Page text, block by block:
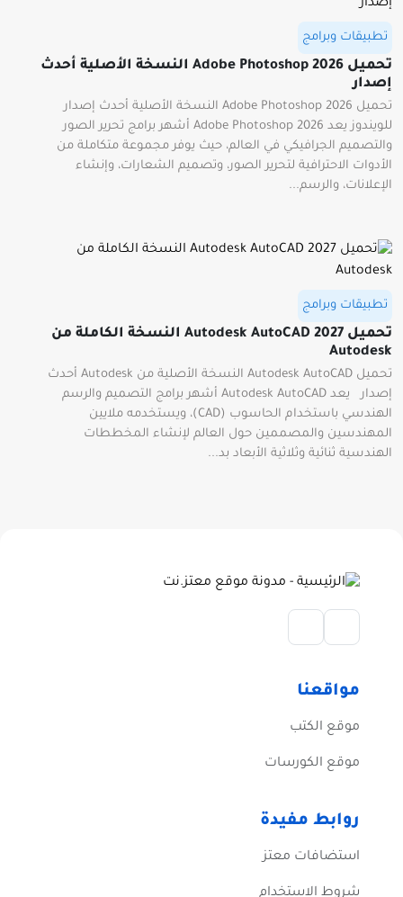
تطبيقات وبرامج
تحميل Adobe Photoshop 2026 النسخة الأصلية أحدث
إصدار
تحميل Adobe Photoshop 2026 النسخة الأصلية أحدث إصدار
للويندوز يعد Adobe Photoshop 2026 أشهر برامج تحرير الصور
والتصميم الجرافيكي في العالم، حيث يوفر مجموعة متكاملة من
الأدوات الاحترافية لتحرير الصور، وتصميم الشعارات، وإنشاء
الإعلانات، والرسم...
تطبيقات وبرامج
تحميل 2027 Autodesk AutoCAD النسخة الكاملة من
Autodesk
تحميل Autodesk AutoCAD النسخة الأصلية من Autodesk أحدث
إصدار يعد Autodesk AutoCAD أشهر برامج التصميم والرسم
الهندسي باستخدام الحاسوب (CAD)، ويستخدمه ملايين
المهندسين والمصممين حول العالم لإنشاء المخططات
الهندسية ثنائية وثلاثية الأبعاد بد...
مواقعنا
موقع الكتب
موقع الكورسات
روابط مفيدة
استضافات معتز
شروط الاستخدام